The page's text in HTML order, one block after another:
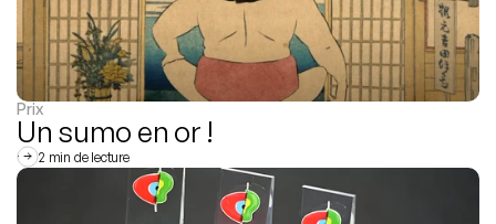
Prix
Un sumo en or !
2 min de lecture